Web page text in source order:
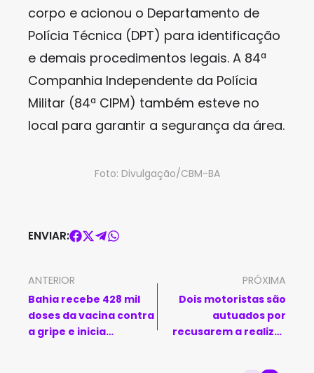
corpo e acionou o Departamento de
Polícia Técnica (DPT) para identificação
e demais procedimentos legais. A 84ª
Companhia Independente da Polícia
Militar (84ª CIPM) também esteve no
local para garantir a segurança da área.
Foto: Divulgação/CBM-BA
ENVIAR:
ANTERIOR
Bahia recebe 428 mil
doses da vacina contra
a gripe e inicia
PRÓXIMA
Dois motoristas são
autuados por
recusarem a realizar